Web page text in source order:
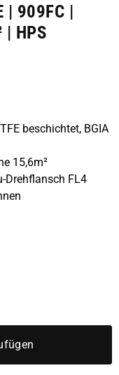
| 909FC |
HPS
beschichtet, BGIA
15,6m²
Drehflansch FL4